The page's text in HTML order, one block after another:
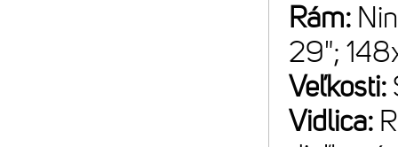
Rám:
29";
Veľkosti:
Vidlica: